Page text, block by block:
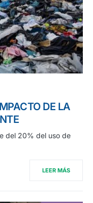
DE LA
del 20% del uso de
LEER MÁS